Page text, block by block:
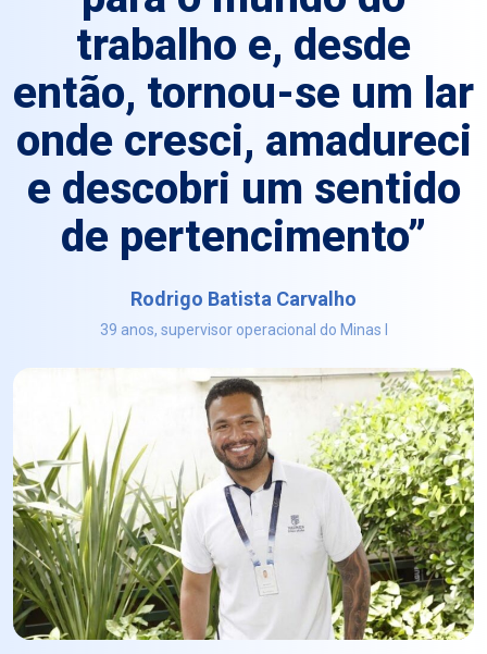
trabalho e, desde
então, tornou-se um lar
onde cresci, amadureci
e descobri um sentido
de pertencimento”
Rodrigo Batista Carvalho
39 anos, supervisor operacional do Minas I